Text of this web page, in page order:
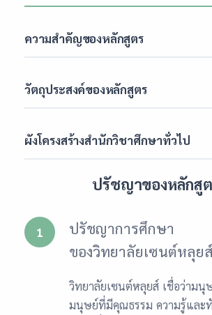
ความสำคัญของหลักสูตร
วัตถุประสงค์ของหลักสูตร
ผังโครงสร้างสำนักวิชาศึกษาทั่วไป
ปรัชญาของหลักสู
1
ปรัชญาการศึกษา
ของวิทยาลัยเซนต์หลุย
วิทยาลัยเซนต์หลุยส์ เชื่อว่าม
มนุษย์ที่มีคุณธรรม ความรู้และทั